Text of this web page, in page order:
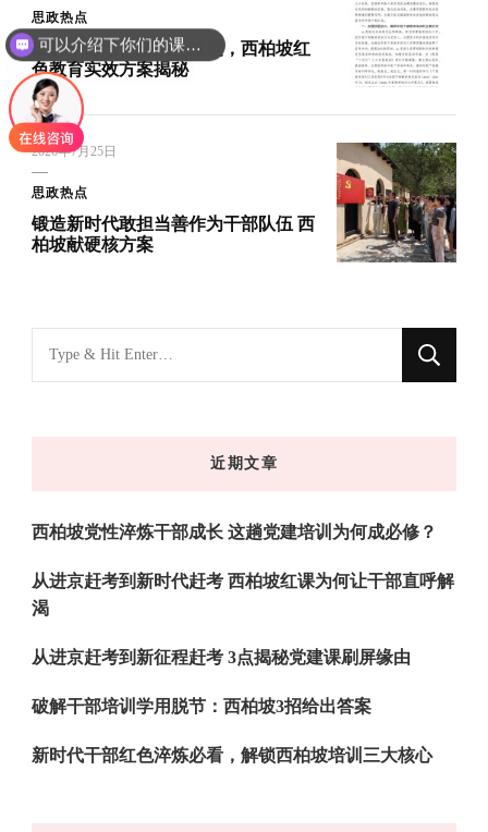
思政热点
破解干部培训形式化难题，西柏坡红
色教育实效方案揭秘
2026年7月25日
思政热点
锻造新时代敢担当善作为干部队伍 西
柏坡献硬核方案
找
什
近期文章
西柏坡党性淬炼干部成长 这趟党建培训为何成必修？
从进京赶考到新时代赶考 西柏坡红课为何让干部直呼解
渴
从进京赶考到新征程赶考 3点揭秘党建课刷屏缘由
破解干部培训学用脱节：西柏坡3招给出答案
新时代干部红色淬炼必看，解锁西柏坡培训三大核心
你们是怎么收费的呢